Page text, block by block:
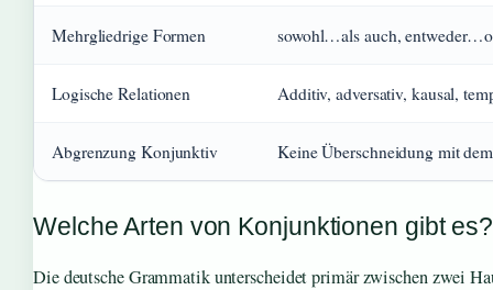
Mehrgliedrige Formen sowohl…als auch,
Logische Relationen Additiv, adversativ, kausal,
Abgrenzung Konjunktiv Keine Überschneidung mit
Welche Arten von Konjunktionen gibt es?
Die deutsche Grammatik unterscheidet primär zwischen zwei